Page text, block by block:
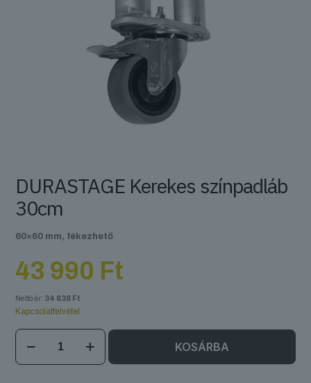
DURASTAGE Kerekes színpadláb
30cm
60×60 mm, fékezhető
43 990 Ft
Nettó ár: 34 638 Ft
Kapcsolatfelvétel
DURASTAGE
Kerekes
színpadláb
KOSÁRBA